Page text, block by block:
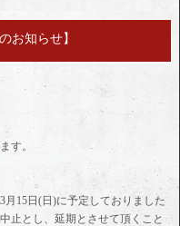
お知らせ】
す。
15日(日)に予定しておりました
止とし、延期とさせて頂くこと